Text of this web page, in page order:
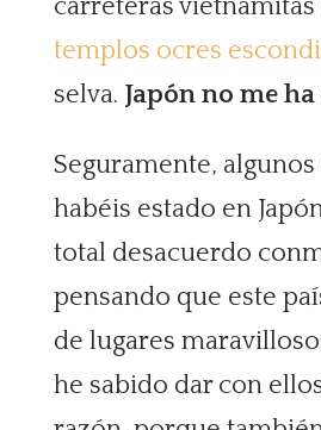
carreteras vietnamitas
templos ocres
selva. Japón no me
Seguramente,
habéis estado en
total desacuerdo
pensando que este
de lugares
he sabido dar con